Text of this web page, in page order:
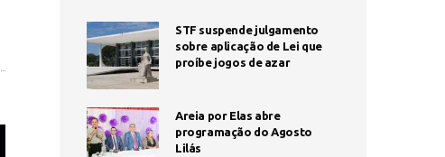
STF suspende julgamento
sobre aplicação de Lei que
proíbe jogos de azar
Areia por Elas abre
programação do Agosto
Lilás